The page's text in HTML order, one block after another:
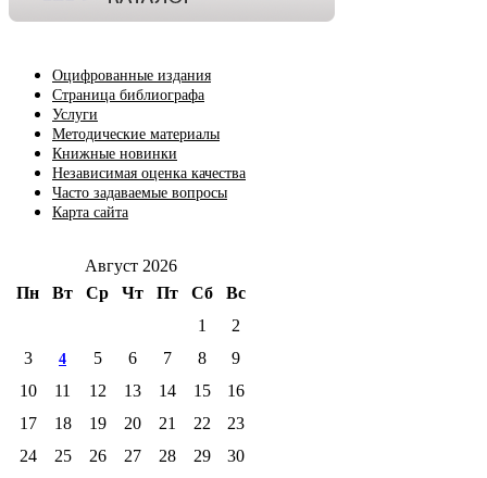
Оцифрованные издания
Страница библиографа
Услуги
Методические материалы
Книжные новинки
Независимая оценка качества
Часто задаваемые вопросы
Карта сайта
Август 2026
Пн
Вт Ср Чт Пт Сб
Вс
1
2
3
4 5 6 7 8
9
10
11 12 13 14 15
16
17
18 19 20 21 22
23
24
25 26 27 28 29
30